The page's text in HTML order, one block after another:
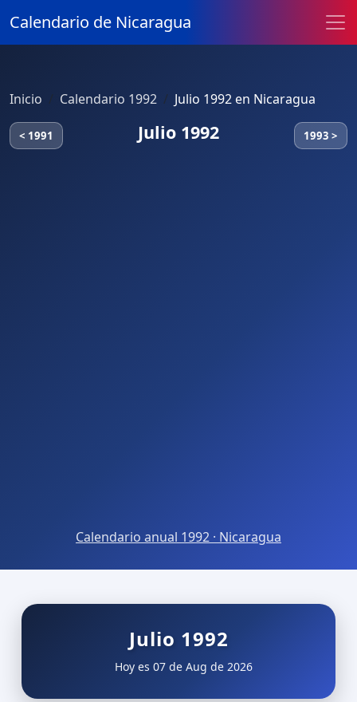
Calendario de Nicaragua
Inicio Calendario 1992 Julio 1992 en Nicaragua
< 1991 Julio 1992 1993 >
Calendario anual 1992 · Nicaragua
Julio 1992
Hoy es 07 de Aug de 2026